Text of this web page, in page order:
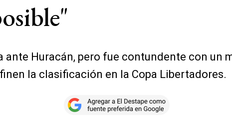
Huracán, pero fue contundente con un
la clasificación en la Copa Libertadores.